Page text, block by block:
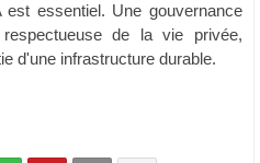
essentiel. Une gouvernance
de la vie privée,
d'une infrastructure durable.